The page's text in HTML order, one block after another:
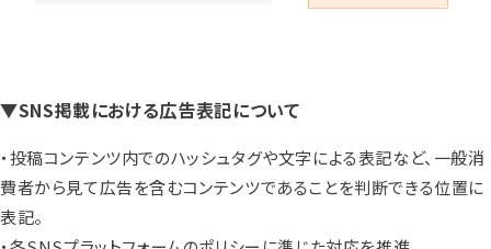
▼SNS掲載における広告表記について
・投稿コンテンツ内でのハッシュタグや文字による表記など、一般消
費者から見て広告を含むコンテンツであることを判断できる位置に
表記。